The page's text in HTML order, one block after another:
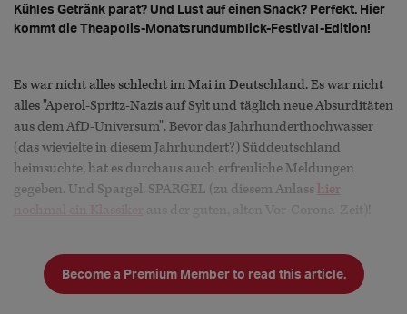
Kühles Getränk parat? Und Lust auf einen Snack? Perfekt. Hier
kommt die Theapolis-Monatsrundumblick-Festival-Edition!
Es war nicht alles schlecht im Mai in Deutschland. Es war nicht
alles "Aperol-Spritz-Nazis auf Sylt und täglich neue Absurditäten
aus dem AfD-Universum". Bevor das Jahrhunderthochwasser
(das wievielte in diesem Jahrhundert?) Süddeutschland
heimsuchte, hat es durchaus auch erfreuliche Meldungen
gegeben. Und Spargel. SPARGEL (zu diesem Anlasshier
Become a Premium Member to read this article.